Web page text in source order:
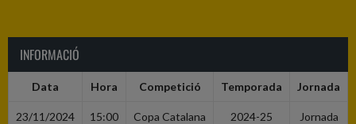
INFORMACIÓ
Data Hora Competició Temporada Jornada
23/11/2024 15:00
Copa Catalana
2024-25
Jornada